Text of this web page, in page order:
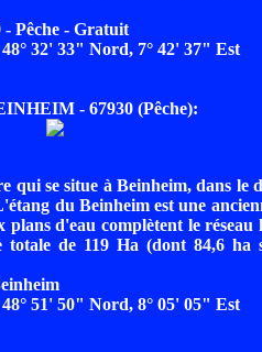
- Pêche - Gratuit
32' 33" Nord, 7° 42' 37" Est
- 67930 (Pêche):
qui se situe à Beinheim, dans le
du Beinheim est une
plans d'eau complètent le
totale de 119 Ha (dont 84,6 ha
51' 50" Nord, 8° 05' 05" Est